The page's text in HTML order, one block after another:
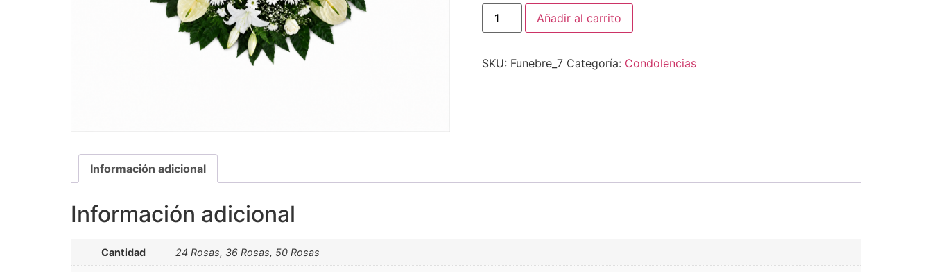
Añadir al carrito
SKU: Funebre_7 Categoría: Condolencias
Información adicional
Información adicional
Cantidad 24 Rosas, 36 Rosas, 50 Rosas